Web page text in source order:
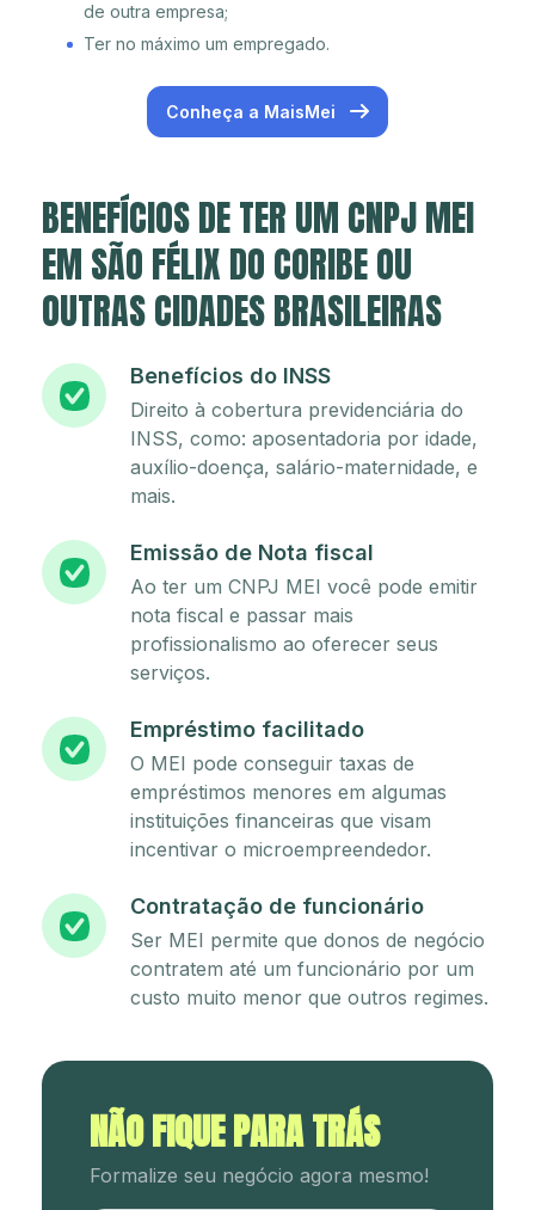
de outra empresa;
Ter no máximo um empregado.
Conheça a MaisMei
BENEFÍCIOS DE TER UM CNPJ MEI
EM SÃO FÉLIX DO CORIBE OU
OUTRAS CIDADES BRASILEIRAS
Benefícios do INSS
Direito à cobertura previdenciária do
INSS, como: aposentadoria por idade,
auxílio-doença, salário-maternidade, e
mais.
Emissão de Nota fiscal
Ao ter um CNPJ MEI você pode emitir
nota fiscal e passar mais
profissionalismo ao oferecer seus
serviços.
Empréstimo facilitado
O MEI pode conseguir taxas de
empréstimos menores em algumas
instituições financeiras que visam
incentivar o microempreendedor.
Contratação de funcionário
Ser MEI permite que donos de negócio
contratem até um funcionário por um
custo muito menor que outros regimes.
NÃO FIQUE PARA TRÁS
Formalize seu negócio agora mesmo!